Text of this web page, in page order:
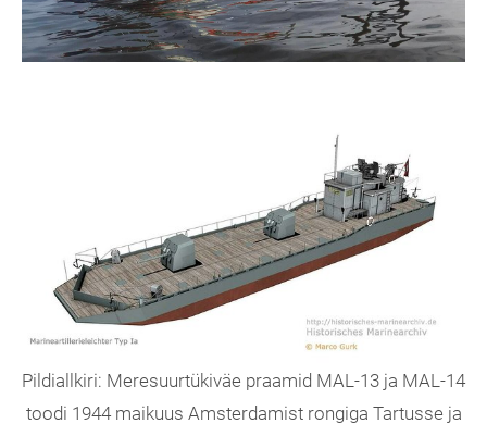
Pildiallkiri: Meresuurtükiväe praamid MAL-13 ja MAL-14
toodi 1944 maikuus Amsterdamist rongiga Tartusse ja